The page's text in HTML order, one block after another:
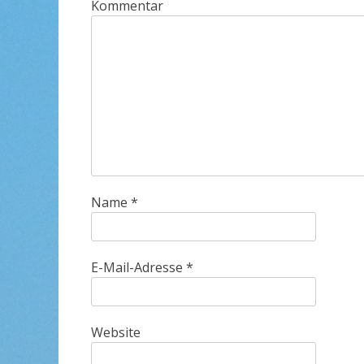
Kommentar
Name *
E-Mail-Adresse *
Website